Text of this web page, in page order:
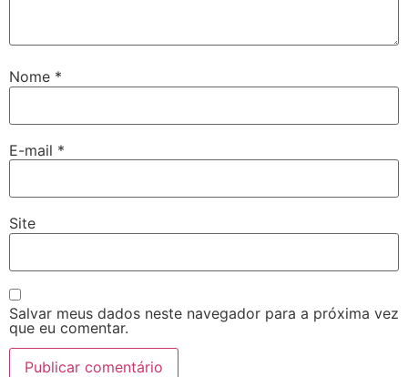
Nome *
E-mail *
Site
Salvar meus dados neste navegador para a próxima vez
que eu comentar.